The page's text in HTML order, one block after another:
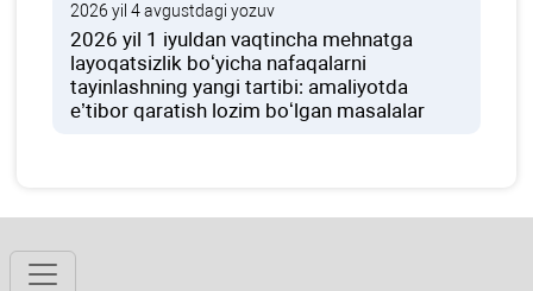
2026 yil 4 avgustdagi yozuv
2026 yil 1 iyuldan vaqtincha mehnatga
layoqatsizlik boʻyicha nafaqalarni
tayinlashning yangi tartibi: amaliyotda
e’tibor qaratish lozim boʻlgan masalalar